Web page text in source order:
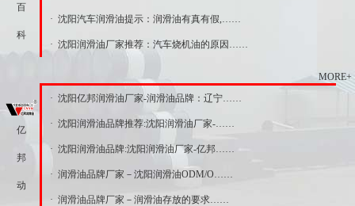
百
科
· 沈阳汽车润滑油提示：润滑油有真有假,……
· 沈阳润滑油厂家推荐：汽车烧机油的原因……
MORE+
亿
邦
动
· 沈阳亿邦润滑油厂家-润滑油品牌：辽宁……
· 沈阳润滑油品牌推荐:沈阳润滑油厂家-……
· 沈阳润滑油品牌:沈阳润滑油厂家-亿邦……
· 润滑油品牌厂家－沈阳润滑油ODM/O……
· 润滑油品牌厂家－润滑油存放的要求……